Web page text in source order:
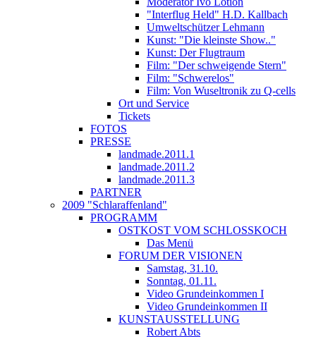
"Interflug Held" H.D. Kallbach
Umweltschützer Lehmann
Kunst: "Die kleinste Show.."
Kunst: Der Flugtraum
Film: "Der schweigende Stern"
Film: "Schwerelos"
Film: Von Wuseltronik zu Q-cells
Ort und Service
Tickets
FOTOS
PRESSE
landmade.2011.1
landmade.2011.2
landmade.2011.3
PARTNER
2009 "Schlaraffenland"
PROGRAMM
OSTKOST VOM SCHLOSSKOCH
Das Menü
FORUM DER VISIONEN
Samstag, 31.10.
Sonntag, 01.11.
Video Grundeinkommen I
Video Grundeinkommen II
KUNSTAUSSTELLUNG
Robert Abts